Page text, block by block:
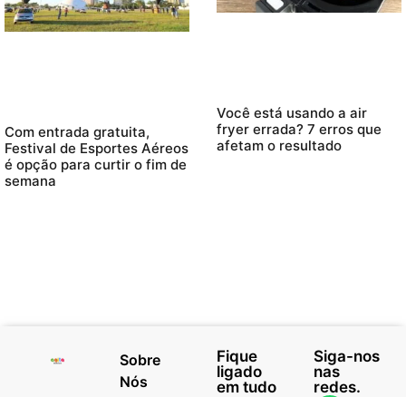
Com entrada gratuita,
Festival de Esportes Aéreos
é opção para curtir o fim de
semana
Você está usando a air
fryer errada? 7 erros que
afetam o resultado
Sobre
Nós
Fique
ligado
em tudo
Siga-nos
nas
redes.